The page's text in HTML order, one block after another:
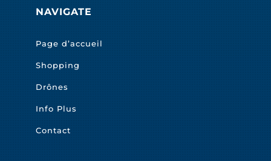
NAVIGATE
Page d’accueil
Shopping
Drônes
Info Plus
Contact